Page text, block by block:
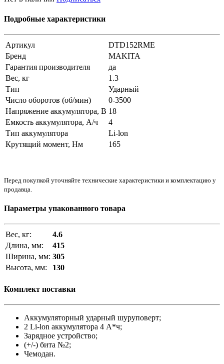
Подробные характеристики
Артикул
DTD152RME
Бренд
MAKITA
Гарантия производителя
да
Вес, кг
1.3
Тип
Ударный
Число оборотов (об/мин)
0-3500
Напряжение аккумулятора, В 18
Емкость аккумулятора, А/ч
4
Тип аккумулятора
Li-lon
Крутящий момент, Нм
165
Перед покупкой уточняйте технические характеристики и комплектацию у
продавца.
Параметры упакованного товара
Вес, кг:
4.6
Длина, мм:
415
Ширина, мм: 305
Высота, мм:
130
Комплект поставки
Аккумуляторный ударный шуруповерт;
2 Li-lon аккумулятора 4 А*ч;
Зарядное устройство;
(+/-) бита №2;
Чемодан.